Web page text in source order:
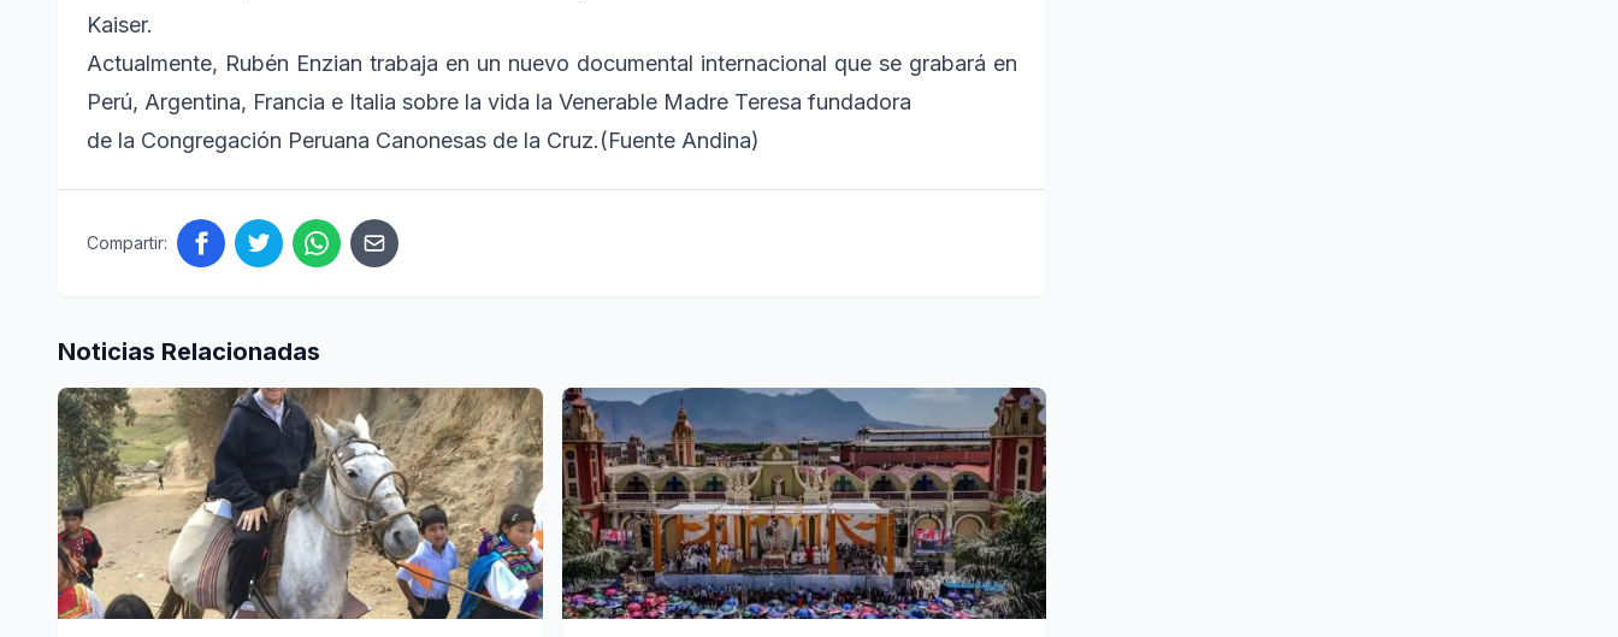
Kaiser.
Actualmente, Rubén Enzian trabaja en un nuevo documental internacional que se grabará en
Perú, Argentina, Francia e Italia sobre la vida la Venerable Madre Teresa fundadora
de la Congregación Peruana Canonesas de la Cruz.(Fuente Andina)
Compartir:
Noticias Relacionadas